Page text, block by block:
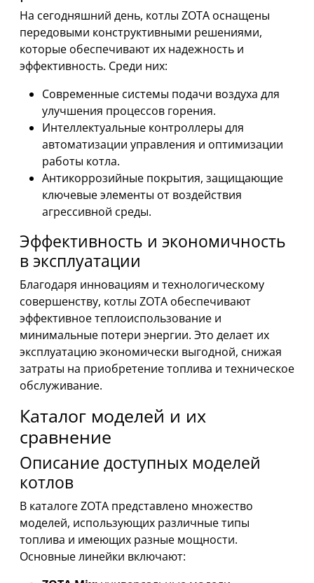
На сегодняшний день, котлы ZOTA оснащены
передовыми конструктивными решениями,
которые обеспечивают их надежность и
эффективность. Среди них:
Современные системы подачи воздуха для
улучшения процессов горения.
Интеллектуальные контроллеры для
автоматизации управления и оптимизации
работы котла.
Антикоррозийные покрытия, защищающие
ключевые элементы от воздействия
агрессивной среды.
Эффективность и экономичность
в эксплуатации
Благодаря инновациям и технологическому
совершенству, котлы ZOTA обеспечивают
эффективное теплоиспользование и
минимальные потери энергии. Это делает их
эксплуатацию экономически выгодной, снижая
затраты на приобретение топлива и техническое
обслуживание.
Каталог моделей и их
сравнение
Описание доступных моделей
котлов
В каталоге ZOTA представлено множество
моделей, использующих различные типы
топлива и имеющих разные мощности.
Основные линейки включают: